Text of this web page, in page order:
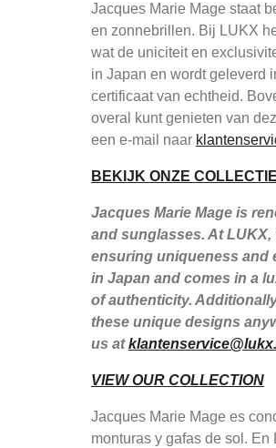
Jacques Marie Mage staat
en zonnebrillen. Bij LUKX
wat de uniciteit en
in Japan en wordt geleverd
certificaat van echtheid.
overal kunt genieten van
een e-mail naar
BEKIJK ONZE COLLECTIE
Jacques Marie Mage is
and sunglasses. At
ensuring uniqueness and
in Japan and comes in a
of authenticity.
these unique designs
us at
VIEW OUR COLLECTION
Jacques Marie Mage es
monturas y gafas de sol.